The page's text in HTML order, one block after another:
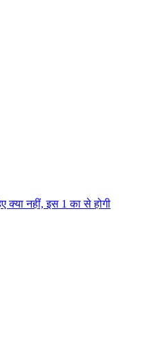
क्या नहीं, इस 1 का से होगी